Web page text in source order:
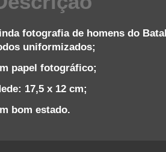
fotografia de homens do
uniformizados;
papel fotográfico;
17,5 x 12 cm;
bom estado.